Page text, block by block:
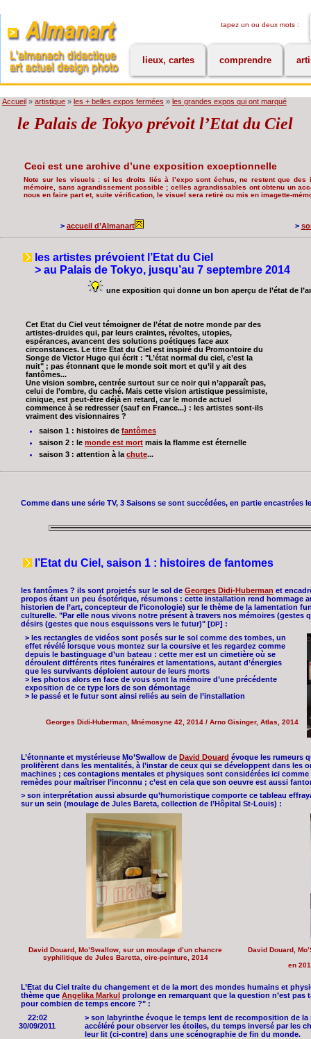
tapez un ou deux mots :
lieux, cartes comprendre
Accueil » artistique » les + belles expos fermées » les grandes expos qui ont marqué
le Palais de Tokyo prévoit l’Etat du Ciel
Ceci est une archive d’une exposition exceptionnelle
Note sur les visuels : si les droits liés à l’expo sont échus, ne restent que des
mémoire, sans agrandissement possible ; celles agrandissables ont obtenu un
nous en faire part et, suite vérification, le visuel sera retiré ou mis en imagette-
> accueil d’Almanart >
les artistes prévoient l’Etat du Ciel
> au Palais de Tokyo, jusqu’au 7 septembre 2014
une exposition qui donne un bon aperçu de l’état de
Cet Etat du Ciel veut témoigner de l’état de notre monde par des
artistes-druides qui, par leurs craintes, révoltes, utopies,
espérances, avancent des solutions poétiques face aux
circonstances. Le titre Etat du Ciel est inspiré du Promontoire du
Songe de Victor Hugo qui écrit : "L’état normal du ciel, c’est la
nuit" ; pas étonnant que le monde soit mort et qu’il y ait des
fantômes...
Une vision sombre, centrée surtout sur ce noir qui n’apparaît pas,
celui de l’ombre, du caché. Mais cette vision artistique pessimiste,
cinique, est peut-être déjà en retard, car le monde actuel
commence à se redresser (sauf en France...) : les artistes sont-ils
vraiment des visionnaires ?
saison 1 : histoires de fantômes
saison 2 : le monde est mort mais la flamme est éternelle
saison 3 : attention à la chute...
Comme dans une série TV, 3 Saisons se sont succédées, en partie encastrées
l’Etat du Ciel, saison 1 : histoires de fantomes
les fantômes ? ils sont projetés sur le sol de Georges Didi-Huberman et
propos étant un peu ésotérique, résumons : cette installation rend hommage
historien de l’art, concepteur de l’iconologie) sur le thème de la lamentation
culturelle. "Par elle nous vivons notre présent à travers nos mémoires (gestes
désirs (gestes que nous esquissons vers le futur)" [DP] :
> les rectangles de vidéos sont posés sur le sol comme des tombes, un
effet révélé lorsque vous montez sur la coursive et les regardez comme
depuis le bastinguage d’un bateau : cette mer est un cimetière où se
déroulent différents rites funéraires et lamentations, autant d’énergies
que les survivants déploient autour de leurs morts
> les photos alors en face de vous sont la mémoire d’une précédente
exposition de ce type lors de son démontage
> le passé et le futur sont ainsi reliés au sein de l’installation
Georges Didi-Huberman, Mnémosyne 42, 2014 / Arno Gisinger, Atlas, 2014
L’étonnante et mystérieuse Mo’Swallow de David Douard évoque les rumeurs
prolifèrent dans les mentalités, à l’instar de ceux qui se développent dans les
machines ; ces contagions mentales et physiques sont considérées ici
remèdes pour maîtriser l’inconnu ; c’est en cela que son oeuvre est aussi
> son interprétation aussi absurde qu’humoristique comporte ce tableau
sur un sein (moulage de Jules Bareta, collection de l’Hôpital St-Louis) :
David Douard, Mo’Swallow, sur un moulage d’un chancre
syphilitique de Jules Baretta, cire-peinture, 2014
David Douard,
en
L’Etat du Ciel traite du changement et de la mort des mondes humains et
thème que Angelika Markul prolonge en remarquant que la question n’est
pour combien de temps encore ?" :
22:02
30/09/2011
> son labyrinthe évoque le temps lent de recomposition de
accéléré pour observer les étoiles, du temps inversé par les
leur lit (ci-contre) dans une scénographie de fin du monde.